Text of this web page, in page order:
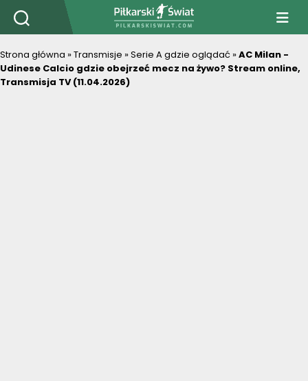
PiłkarskiSwiat.com
Strona główna »Transmisje »Serie A gdzie oglądać »AC Milan -
Udinese Calcio gdzie obejrzeć mecz na żywo? Stream online,
Transmisja TV (11.04.2026)